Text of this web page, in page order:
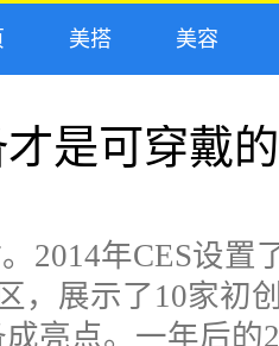
美搭 美容
是可穿戴
2014年CES设置
，展示了10家初
亮点。一年后的